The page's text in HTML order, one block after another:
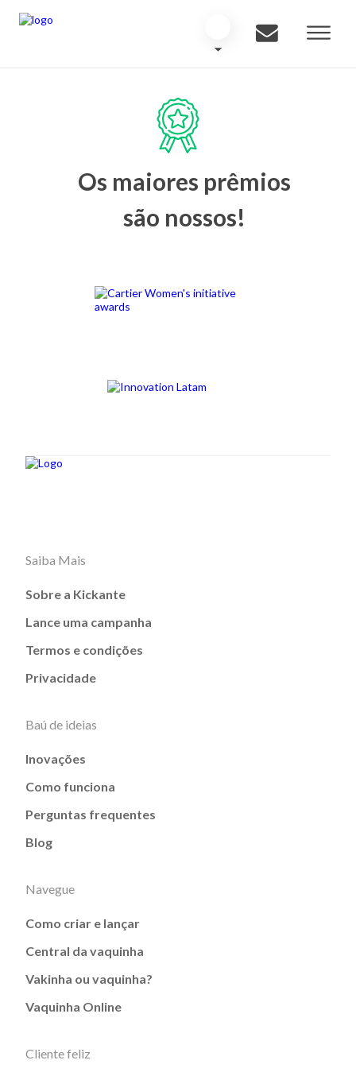
Os maiores prêmios
são nossos!
Saiba Mais
Sobre a Kickante
Lance uma campanha
Termos e condições
Privacidade
Baú de ideias
Inovações
Como funciona
Perguntas frequentes
Blog
Navegue
Como criar e lançar
Central da vaquinha
Vakinha ou vaquinha?
Vaquinha Online
Cliente feliz